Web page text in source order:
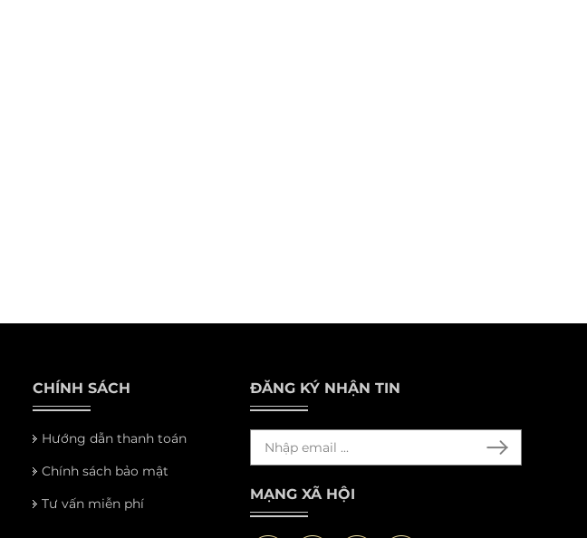
CHÍNH SÁCH
Hướng dẫn thanh toán
Chính sách bảo mật
Tư vấn miễn phí
ĐĂNG KÝ NHẬN TIN
MẠNG XÃ HỘI